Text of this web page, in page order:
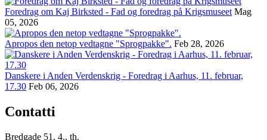
Foredrag om Kaj Birksted - Fad og foredrag på Krigsmuseet Mag
05, 2026
Apropos den netop vedtagne "Sprogpakke". Feb 28, 2026
Danskere i Anden Verdenskrig - Foredrag i Aarhus, 11. februar,
17.30 Feb 06, 2026
Contatti
Bredgade 51, 4., th.